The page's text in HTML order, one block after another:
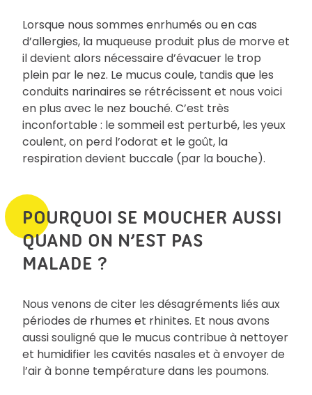
Lorsque nous sommes enrhumés ou en cas
d’allergies, la muqueuse produit plus de morve et
il devient alors nécessaire d’évacuer le trop
plein par le nez. Le mucus coule, tandis que les
conduits narinaires se rétrécissent et nous voici
en plus avec le nez bouché. C’est très
inconfortable : le sommeil est perturbé, les yeux
coulent, on perd l’odorat et le goût, la
respiration devient buccale (par la bouche).
POURQUOI SE MOUCHER AUSSI
QUAND ON N’EST PAS
MALADE ?
Nous venons de citer les désagréments liés aux
périodes de rhumes et rhinites. Et nous avons
aussi souligné que le mucus contribue à nettoyer
et humidifier les cavités nasales et à envoyer de
l’air à bonne température dans les poumons.